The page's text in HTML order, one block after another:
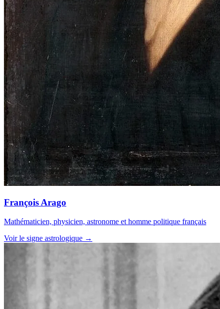
François Arago
Mathématicien, physicien, astronome et homme politique français
Voir le signe astrologique →